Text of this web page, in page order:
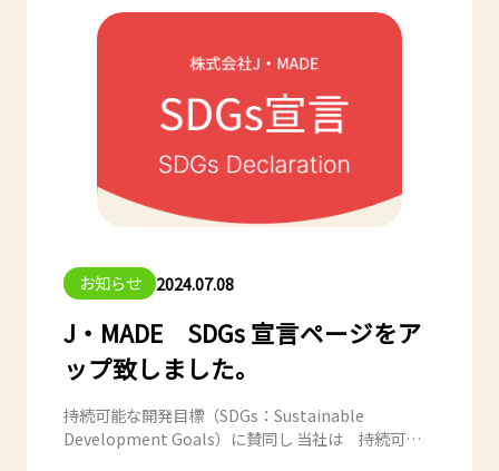
19日、25日の両日、現地ニューヨークとロサンゼル
スにて現地バイヤーを集めての商談会及び需給マッ
チングプラットフォームの実証を行いました。
海外バイヤー：NY 会場、18 社／LA 会場、10 社（ホ
ールフーズマーケット、Ｈマート、ビバリーヒルズ
ホテル、現地レストランオーナー、メディア関係
者、インフルエンサー等） ロサンゼルス日本国総領
事館：曽根総領事、JAPAN HOUSE Los Angeles よ
り海部館長、日本貿易振興機構（JETRO）ロサンゼ
お知らせ
2024.07.08
J・MADE SDGs 宣言ページをア
ップ致しました。
持続可能な開発目標（SDGs：Sustainable
Development Goals）に賛同し 当社は 持続可能